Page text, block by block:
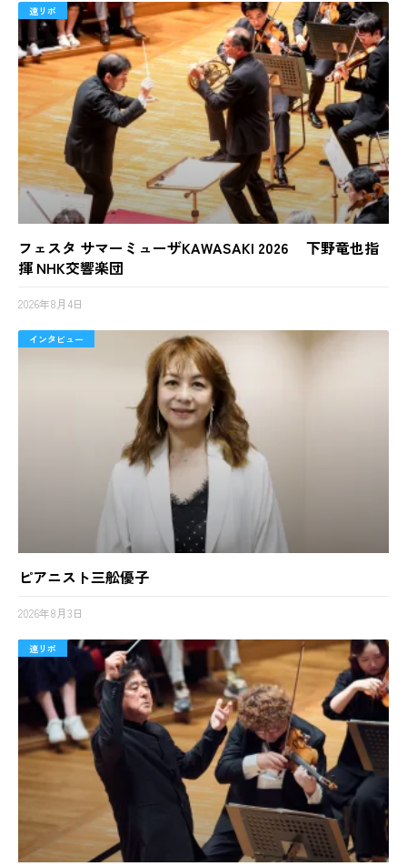
速リポ
フェスタ サマーミューザKAWASAKI 2026 下野竜也指
揮 NHK交響楽団
2026年8月4日
インタビュー
ピアニスト三舩優子
2026年8月3日
速リポ